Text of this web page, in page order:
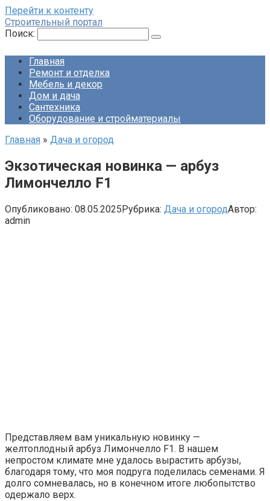
Перейти к контенту
Строительный портал
Поиск:
Главная
Ремонт и отделка
Мебель и декор
Дом и дача
Сантехника
Оборудование и стройматериалы
Главная » Дача и огород
Экзотическая новинка — арбуз
Лимончелло F1
Опубликовано: 08.05.2025Рубрика: Дача и огородАвтор:
admin
Представляем вам уникальную новинку —
желтоплодный арбуз Лимончелло F1. В нашем
непростом климате мне удалось вырастить арбузы,
благодаря тому, что моя подруга поделилась семенами. Я
долго сомневалась, но в конечном итоге любопытство
одержало верх.